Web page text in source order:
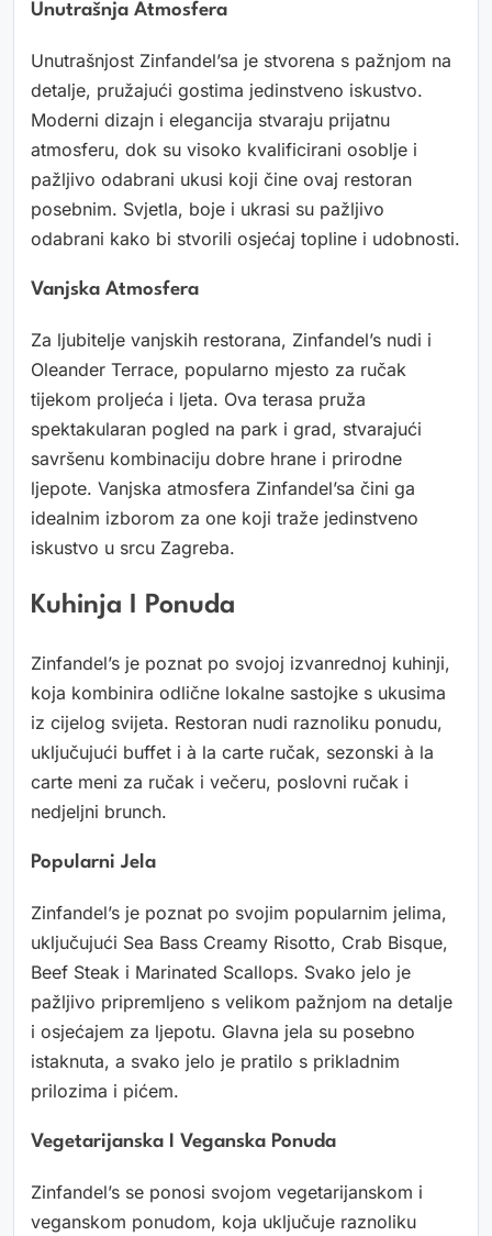
Unutrašnja Atmosfera
Unutrašnjost Zinfandel’sa je stvorena s pažnjom na
detalje, pružajući gostima jedinstveno iskustvo.
Moderni dizajn i elegancija stvaraju prijatnu
atmosferu, dok su visoko kvalificirani osoblje i
pažljivo odabrani ukusi koji čine ovaj restoran
posebnim. Svjetla, boje i ukrasi su pažljivo
odabrani kako bi stvorili osjećaj topline i udobnosti.
Vanjska Atmosfera
Za ljubitelje vanjskih restorana, Zinfandel’s nudi i
Oleander Terrace, popularno mjesto za ručak
tijekom proljeća i ljeta. Ova terasa pruža
spektakularan pogled na park i grad, stvarajući
savršenu kombinaciju dobre hrane i prirodne
ljepote. Vanjska atmosfera Zinfandel’sa čini ga
idealnim izborom za one koji traže jedinstveno
iskustvo u srcu Zagreba.
Kuhinja I Ponuda
Zinfandel’s je poznat po svojoj izvanrednoj kuhinji,
koja kombinira odlične lokalne sastojke s ukusima
iz cijelog svijeta. Restoran nudi raznoliku ponudu,
uključujući buffet i à la carte ručak, sezonski à la
carte meni za ručak i večeru, poslovni ručak i
nedjeljni brunch.
Popularni Jela
Zinfandel’s je poznat po svojim popularnim jelima,
uključujući Sea Bass Creamy Risotto, Crab Bisque,
Beef Steak i Marinated Scallops. Svako jelo je
pažljivo pripremljeno s velikom pažnjom na detalje
i osjećajem za ljepotu. Glavna jela su posebno
istaknuta, a svako jelo je pratilo s prikladnim
prilozima i pićem.
Vegetarijanska I Veganska Ponuda
Zinfandel’s se ponosi svojom vegetarijanskom i
veganskom ponudom, koja uključuje raznoliku